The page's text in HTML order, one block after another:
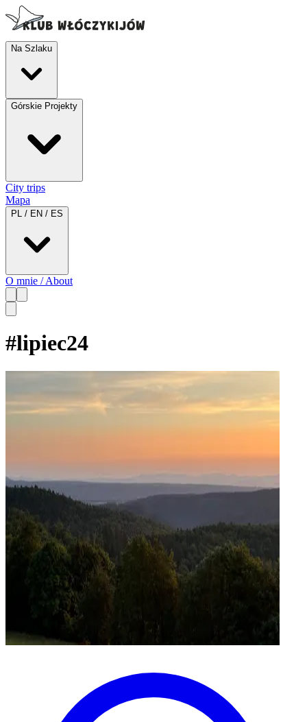
Na Szlaku
Górskie Projekty
City trips
Mapa
PL / EN / ES
O mnie / About
#lipiec24